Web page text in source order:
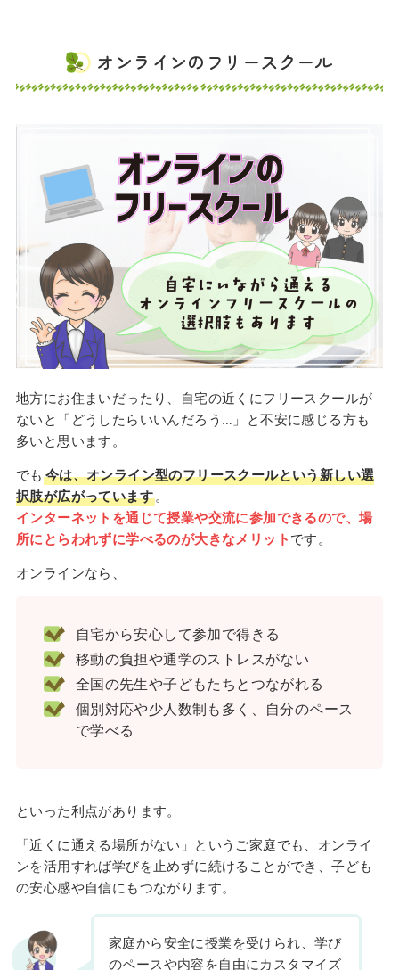
オンラインのフリースクール
地方にお住まいだったり、自宅の近くにフリースクールが
ないと「どうしたらいいんだろう…」と不安に感じる方も
多いと思います。
でも 今は、オンライン型のフリースクールという新しい選
択肢が広がっています。
インターネットを通じて授業や交流に参加できるので、場
所にとらわれずに学べるのが大きなメリット です。
オンラインなら、
自宅から安心して参加で得きる
移動の負担や通学のストレスがない
全国の先生や子どもたちとつながれる
個別対応や少人数制も多く、自分のペース
で学べる
といった利点があります。
「近くに通える場所がない」というご家庭でも、オンライ
ンを活用すれば学びを止めずに続けることができ、子ども
の安心感や自信にもつながります。
家庭から安全に授業を受けられ、学び
のペースや内容を自由にカスタマイズ